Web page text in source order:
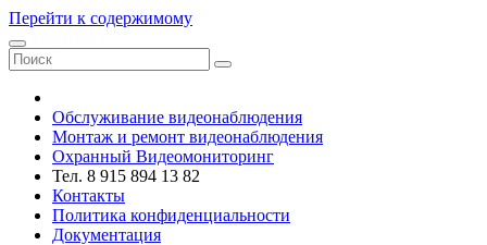
Перейти к содержимому
Обслуживание видеонаблюдения
Монтаж и ремонт видеонаблюдения
Охранный Видеомониторинг
Тел. 8 915 894 13 82
Контакты
Политика конфиденциальности
Документация